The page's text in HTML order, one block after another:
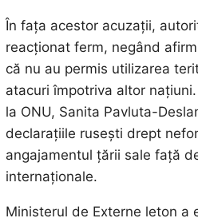
În fața acestor acuzații,
reacționat ferm, negând
că nu au permis utilizarea
atacuri împotriva altor
la ONU, Sanita Pavluta-
declarațiile rusești drept
angajamentul țării sale față
internaționale.
Ministerul de Externe leton a